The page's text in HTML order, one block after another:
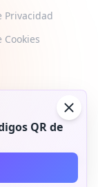
QR de
Privacidad
Cookies
reservados